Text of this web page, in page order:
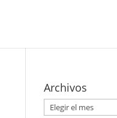
Archivos
Archivos